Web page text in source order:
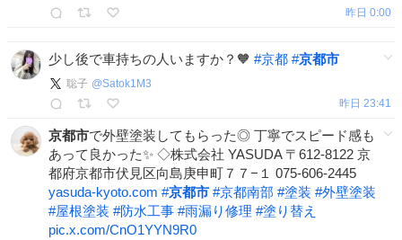
昨日 0:00
少し後で車持ちの人いますか？🧡 #京都 #京都市
聡子 @Satok1M3
昨日 23:41
京都市で外壁塗装してもらった◎ 丁寧でスピード感も
あって良かった✨ ◇株式会社 YASUDA 〒612-8122 京
都府京都市伏見区向島庚申町７７−１ 075-606-2445
yasuda-kyoto.com #京都市 #京都南部 #塗装 #外壁塗装
#屋根塗装 #防水工事 #雨漏り修理 #塗り替え
pic.x.com/CnO1YYN9R0